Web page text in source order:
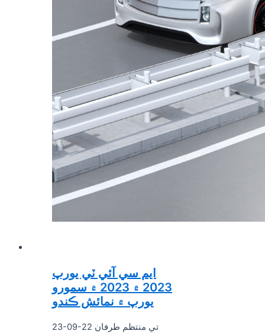
ايم سي آئي ٽي يورپ
2023 ۾ 2023 ۾ سمورو
يورپ ۾ نمائش ڪندو
23-09-22 تي منتظم طرفان